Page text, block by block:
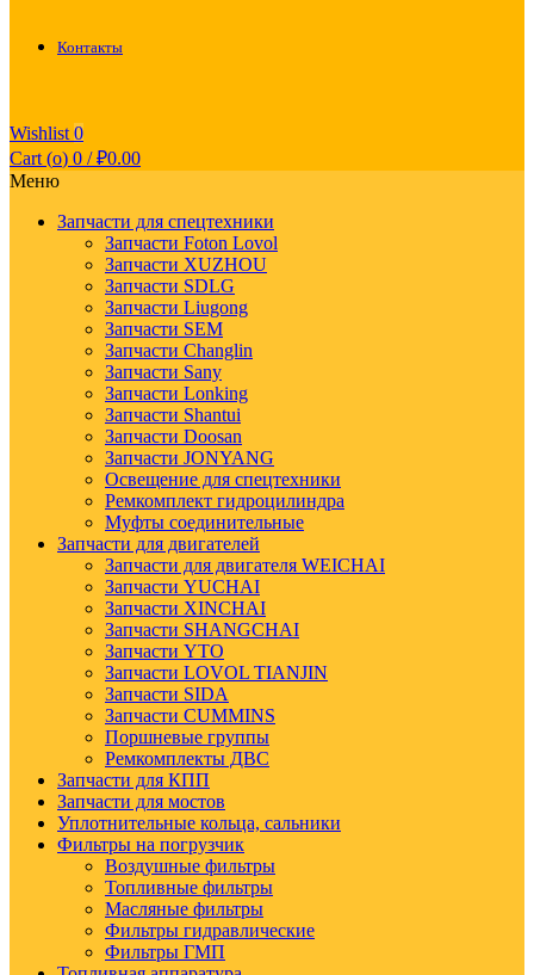
Контакты
Wishlist 0
Cart (o) 0 / ₽0.00
Меню
Запчасти для спецтехники
Запчасти Foton Lovol
Запчасти XUZHOU
Запчасти SDLG
Запчасти Liugong
Запчасти SEM
Запчасти Changlin
Запчасти Sany
Запчасти Lonking
Запчасти Shantui
Запчасти Doosan
Запчасти JONYANG
Освещение для спецтехники
Ремкомплект гидроцилиндра
Муфты соединительные
Запчасти для двигателей
Запчасти для двигателя WEICHAI
Запчасти YUCHAI
Запчасти XINCHAI
Запчасти SHANGCHAI
Запчасти YTO
Запчасти LOVOL TIANJIN
Запчасти SIDA
Запчасти CUMMINS
Поршневые группы
Ремкомплекты ДВС
Запчасти для КПП
Запчасти для мостов
Уплотнительные кольца, сальники
Фильтры на погрузчик
Воздушные фильтры
Топливные фильтры
Масляные фильтры
Фильтры гидравлические
Фильтры ГМП